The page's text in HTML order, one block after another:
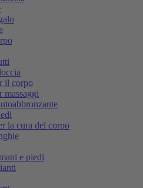
il corpo
massaggi
la cura del corpo
e piedi